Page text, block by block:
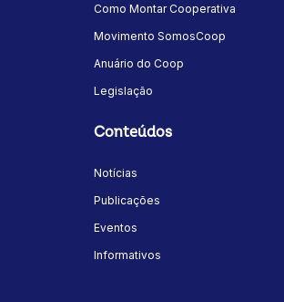
Como Montar Cooperativa
Movimento SomosCoop
Anuário do Coop
Legislação
Conteúdos
Notícias
Publicações
Eventos
Informativos